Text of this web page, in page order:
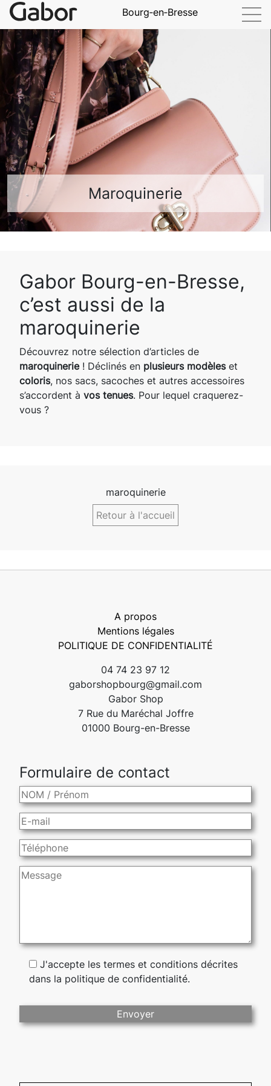
Bourg‑en‑Bresse
Maroquinerie
Gabor Bourg-en-Bresse,
c’est aussi de la
maroquinerie
Découvrez notre sélection d’articles de
maroquinerie! Déclinés en plusieurs modèleset
coloris, nos sacs, sacoches et autres accessoires
s’accordent à vos tenues. Pour lequel craquerez-
vous ?
maroquinerie
Retour à l'accueil
A propos
Mentions légales
POLITIQUE DE CONFIDENTIALITÉ
04 74 23 97 12
gaborshopbourg@gmail.com
Gabor Shop
7 Rue du Maréchal Joffre
01000 Bourg-en-Bresse
Formulaire de contact
J'accepte les termes et conditions décrites
dans la politique de confidentialité.